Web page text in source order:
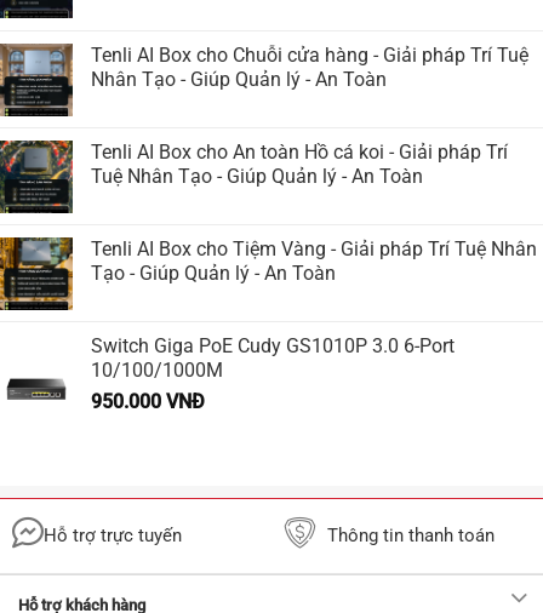
Tenli AI Box cho Chuỗi cửa hàng - Giải pháp Trí Tuệ
Nhân Tạo - Giúp Quản lý - An Toàn
Tenli AI Box cho An toàn Hồ cá koi - Giải pháp Trí
Tuệ Nhân Tạo - Giúp Quản lý - An Toàn
Tenli AI Box cho Tiệm Vàng - Giải pháp Trí Tuệ Nhân
Tạo - Giúp Quản lý - An Toàn
Switch Giga PoE Cudy GS1010P 3.0 6-Port
10/100/1000M
950.000 VNĐ
Hỗ trợ trực tuyến Thông tin thanh toán
Hỗ trợ khách hàng